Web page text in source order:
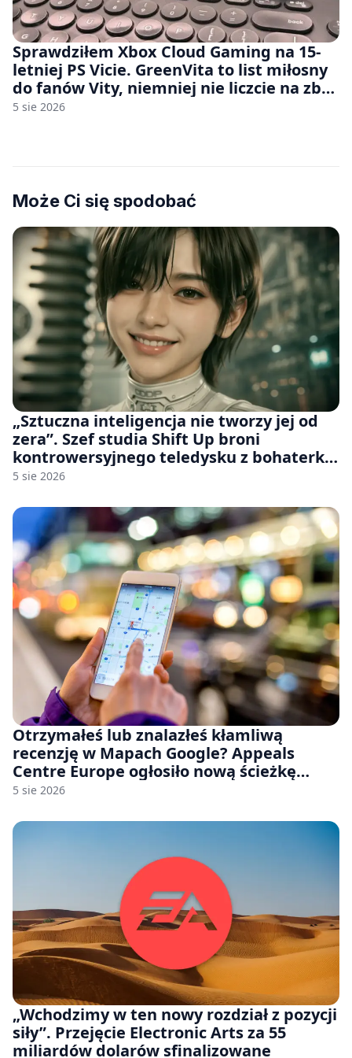
Sprawdziłem Xbox Cloud Gaming na 15-
letniej PS Vicie. GreenVita to list miłosny
do fanów Vity, niemniej nie liczcie na zbyt
wiele [FELIETON]
5 sie 2026
Może Ci się spodobać
„Sztuczna inteligencja nie tworzy jej od
zera”. Szef studia Shift Up broni
kontrowersyjnego teledysku z bohaterką
Stellar Blade: Blood Rain
5 sie 2026
Otrzymałeś lub znalazłeś kłamliwą
recenzję w Mapach Google? Appeals
Centre Europe ogłosiło nową ścieżkę
odwoławczą dla firm i konsumentów
5 sie 2026
„Wchodzimy w ten nowy rozdział z pozycji
siły”. Przejęcie Electronic Arts za 55
miliardów dolarów sfinalizowane